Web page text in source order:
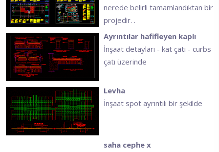
nerede belirli tamamlandıktan bir
projedir. .
Ayrıntılar hafifleyen kaplı
İnşaat detayları - kat çatı - curbs
çatı üzerinde
Levha
İnşaat spot ayrıntılı bir şekilde
saha cephe x